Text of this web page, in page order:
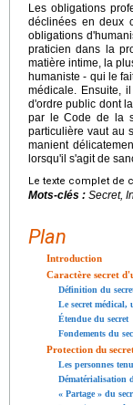
Les obligations
déclinées en deux
obligations
praticien dans la
matière intime, la
humaniste - qui le
médicale. Ensuite,
d'ordre public dont
par le Code de la
particulière vaut au
manient
lorsqu'il s'agit de
Le texte complet de
Mots-clés : Secret,
Plan
Introduction
Caractère secret
Définition du
Le secret médical,
Étendue du secret
Fondements du
Protection du
Les personnes
Dématérialisation
« Partage » du